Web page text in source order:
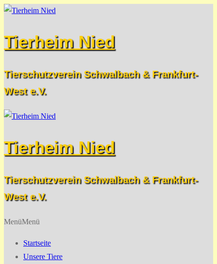
Zum
springen
Menü
Schließen
Tierheim Nied
Tierschutzverein Schwalbach & Frankfurt-
West e.V.
Tierheim Nied
Tierschutzverein Schwalbach & Frankfurt-
West e.V.
MenüMenü
Startseite
Unsere Tiere